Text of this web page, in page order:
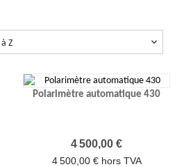
Z 
Polarimètre automatique 430
Prix
4 500,00 €
4 500,00 € hors TVA